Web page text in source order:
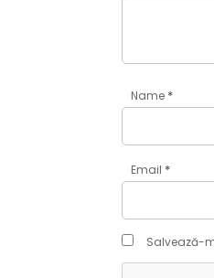
Name *
Email *
Salvează-